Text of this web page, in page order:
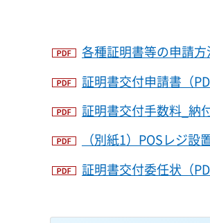
各種証明書等の申請方
証明書交付申請書（
証明書交付手数料_納
（別紙1）POSレジ設
証明書交付委任状（